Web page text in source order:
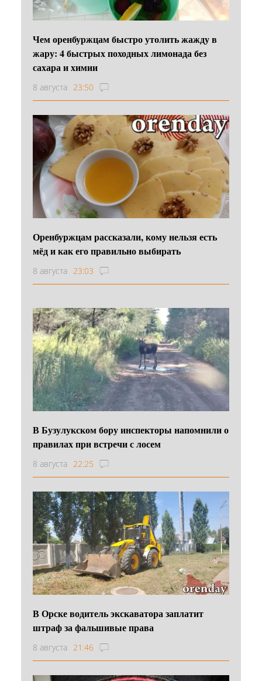
Чем оренбуржцам быстро утолить жажду в
жару: 4 быстрых походных лимонада без
сахара и химии
8 августа 23:50
Оренбуржцам рассказали, кому нельзя есть
мёд и как его правильно выбирать
8 августа 23:03
В Бузулукском бору инспекторы напомнили о
правилах при встречи с лосем
8 августа 22:25
В Орске водитель экскаватора заплатит
штраф за фальшивые права
8 августа 21:46